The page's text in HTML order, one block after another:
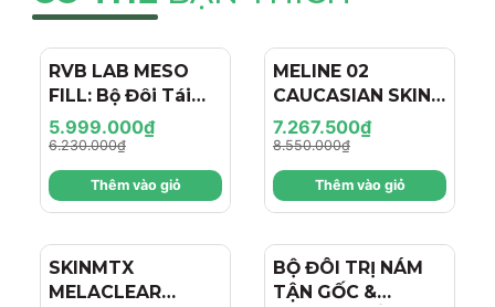
- 4%
RVB LAB MESO
FILL: Bộ Đôi Tái
Tạo & Nâng Cơ
Chuyên Sâu - Hiệu
Ứng "Filler + Botox
Like" Cho Làn Da
Trẻ Hóa
5.999.000₫
6.230.000₫
Thêm vào giỏ
MELINE 02
CAUCASIAN SKIN
DAY/NIGHT / BỘ
ĐÔI TRỊ NÁM
NGÀY/ĐÊM, SÁNG
DA, TRẺ HÓA VÀ
CĂNG BÓNG
7.267.500₫
8.550.000₫
Thêm vào giỏ
SKINMTX
MELACLEAR
BỘ ĐÔI TRỊ NÁM
TẬN GỐC &